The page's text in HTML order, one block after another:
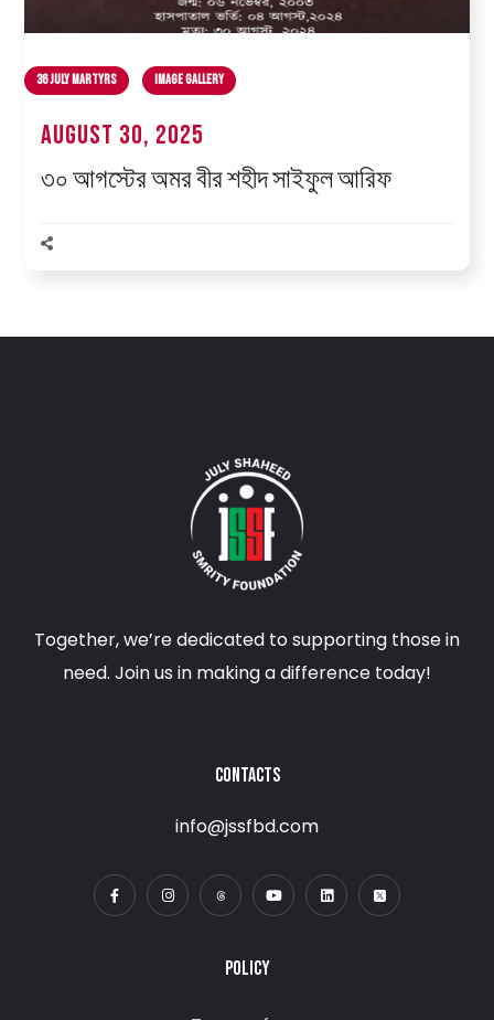
36 July Martyrs Image Gallery
August 30, 2025
৩০ আগস্টের অমর বীর শহীদ সাইফুল আরিফ
Together, we’re dedicated to supporting those in
need. Join us in making a difference today!
CONTACTS
info@jssfbd.com
POLICY